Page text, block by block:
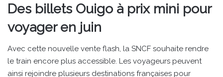
Des billets Ouigo à prix mini pour
voyager en juin
Avec cette nouvelle vente flash, la SNCF souhaite rendre
le train encore plus accessible. Les voyageurs peuvent
ainsi rejoindre plusieurs destinations françaises pour